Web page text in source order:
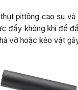
pittông cao su
đẩy không khí để
vỡ hoặc kéo vật